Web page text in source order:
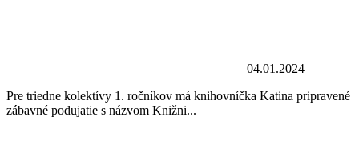
04.01.2024
Pre triedne kolektívy 1. ročníkov má knihovníčka Katina pripravené
zábavné podujatie s názvom Knižni...